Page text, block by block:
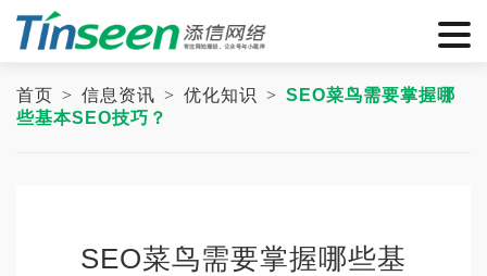
首页 > 信息资讯 > 优化知识 > SEO菜鸟需要掌握哪
些基本SEO技巧？
SEO菜鸟需要掌握哪些基